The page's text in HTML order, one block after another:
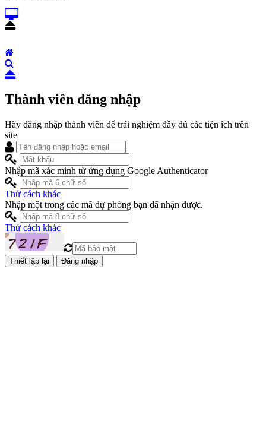
Thành viên đăng nhập
Hãy đăng nhập thành viên để trải nghiệm đầy đủ các tiện ích trên
site
Nhập mã xác minh từ ứng dụng Google Authenticator
Thử cách khác
Nhập một trong các mã dự phòng bạn đã nhận được.
Thử cách khác
Đăng nhập